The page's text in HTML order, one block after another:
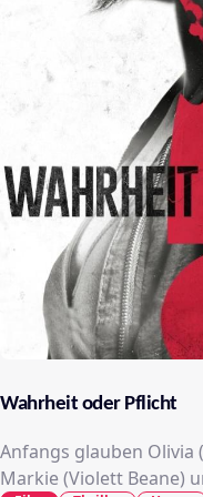
Wahrheit oder Pflicht
Anfangs glauben Olivia
Markie (Violett Beane)